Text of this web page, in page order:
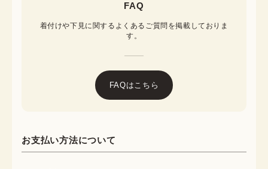
FAQ
着付けや下見に関するよくあるご質問を掲載しておりま
す。
FAQはこちら
お支払い方法について